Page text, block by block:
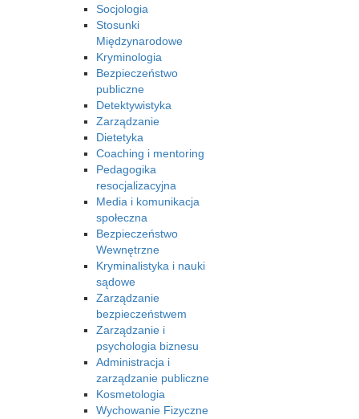
Socjologia
Stosunki
Międzynarodowe
Kryminologia
Bezpieczeństwo
publiczne
Detektywistyka
Zarządzanie
Dietetyka
Coaching i mentoring
Pedagogika
resocjalizacyjna
Media i komunikacja
społeczna
Bezpieczeństwo
Wewnętrzne
Kryminalistyka i nauki
sądowe
Zarządzanie
bezpieczeństwem
Zarządzanie i
psychologia biznesu
Administracja i
zarządzanie publiczne
Kosmetologia
Wychowanie Fizyczne